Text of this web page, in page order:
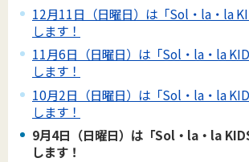
12月11日（日曜日）は「Sol・la・la
します！
11月6日（日曜日）は「Sol・la・la
します！
10月2日（日曜日）は「Sol・la・la
します！
9月4日（日曜日）は「Sol・la・la
します！